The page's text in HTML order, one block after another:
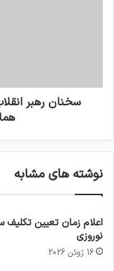
سخنان رهبر
نوشته های مشابه
اعلام زمان تعیین تکلیف
نوروزی
16 ژوئن 2026